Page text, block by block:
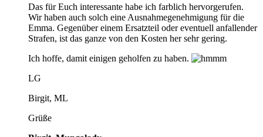
Das für Euch interessante habe ich farblich hervorgerufen.
Wir haben auch solch eine Ausnahmegenehmigung für die
Emma. Gegenüber einem Ersatzteil oder eventuell anfallender
Strafen, ist das ganze von den Kosten her sehr gering.
Ich hoffe, damit einigen geholfen zu haben.
LG
Birgit, ML
Grüße